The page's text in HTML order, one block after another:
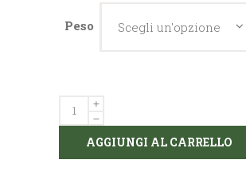
Peso Scegli un'opzione
Quantity
AGGIUNGI AL CARRELLO